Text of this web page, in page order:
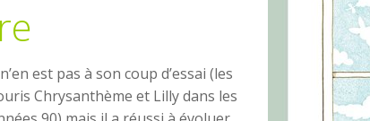
est pas à son coup d’essai (les
Chrysanthème et Lilly dans les